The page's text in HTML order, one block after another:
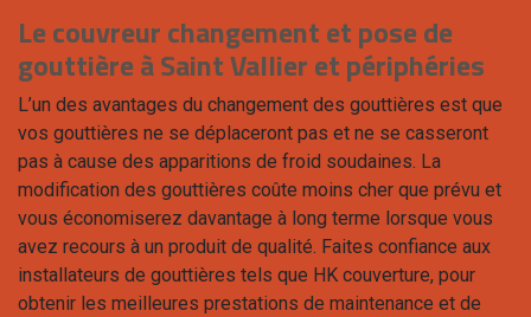
Le couvreur changement et pose de
gouttière à Saint Vallier et périphéries
L’un des avantages du changement des gouttières est que
vos gouttières ne se déplaceront pas et ne se casseront
pas à cause des apparitions de froid soudaines. La
modification des gouttières coûte moins cher que prévu et
vous économiserez davantage à long terme lorsque vous
avez recours à un produit de qualité. Faites confiance aux
installateurs de gouttières tels que HK couverture, pour
obtenir les meilleures prestations de maintenance et de